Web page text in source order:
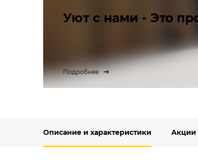
Уют с нами - Это
Подробнее
Описание и характеристики Акции